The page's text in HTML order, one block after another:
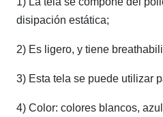
disipación estática;
2) Es ligero, y tiene
3) Esta tela se puede utilizar
4) Color: colores blancos,